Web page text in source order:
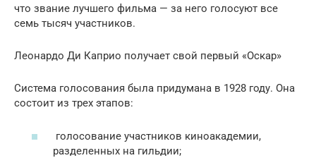
что звание лучшего фильма — за него голосуют все
семь тысяч участников.
Леонардо Ди Каприо получает свой первый «Оскар»
Система голосования была придумана в 1928 году. Она
состоит из трех этапов:
голосование участников киноакадемии,
разделенных на гильдии;